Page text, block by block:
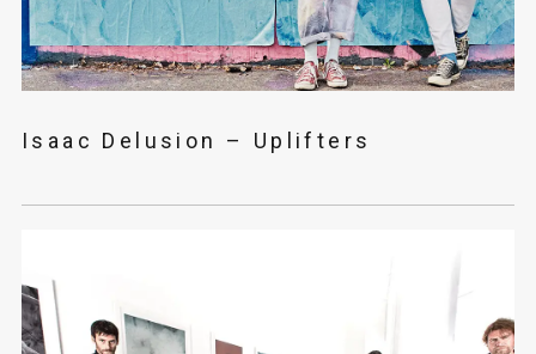
Isaac Delusion – Uplifters